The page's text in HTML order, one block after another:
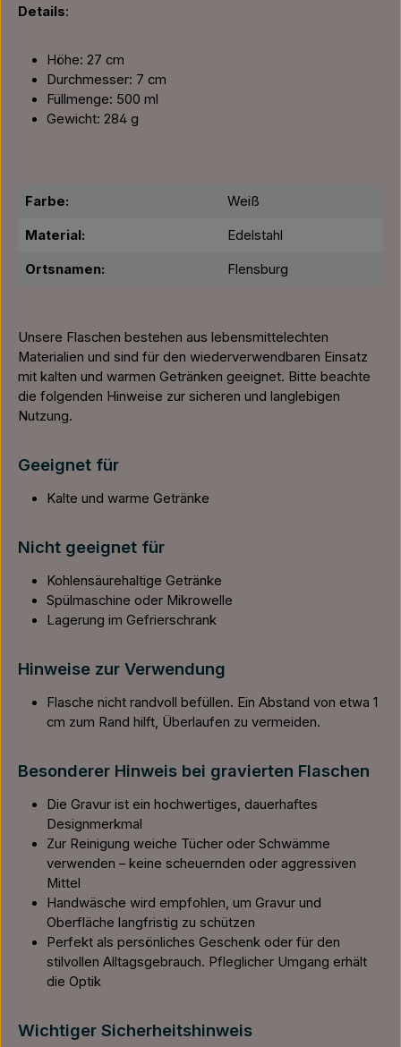
Details:
Höhe: 27 cm
Durchmesser: 7 cm
Füllmenge: 500 ml
Gewicht: 284 g
Farbe: Weiß
Material: Edelstahl
Ortsnamen: Flensburg
Unsere Flaschen bestehen aus lebensmittelechten
Materialien und sind für den wiederverwendbaren Einsatz
mit kalten und warmen Getränken geeignet. Bitte beachte
die folgenden Hinweise zur sicheren und langlebigen
Nutzung.
Geeignet für
Kalte und warme Getränke
Nicht geeignet für
Kohlensäurehaltige Getränke
Spülmaschine oder Mikrowelle
Lagerung im Gefrierschrank
Hinweise zur Verwendung
Flasche nicht randvoll befüllen. Ein Abstand von etwa 1
cm zum Rand hilft, Überlaufen zu vermeiden.
Besonderer Hinweis bei gravierten Flaschen
Die Gravur ist ein hochwertiges, dauerhaftes
Designmerkmal
Zur Reinigung weiche Tücher oder Schwämme
verwenden – keine scheuernden oder aggressiven
Mittel
Handwäsche wird empfohlen, um Gravur und
Oberfläche langfristig zu schützen
Perfekt als persönliches Geschenk oder für den
stilvollen Alltagsgebrauch. Pfleglicher Umgang erhält
die Optik
Wichtiger Sicherheitshinweis